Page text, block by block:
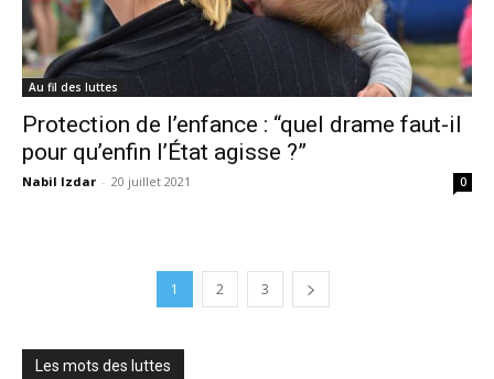
Au fil des luttes
Protection de l’enfance : “quel drame faut-il
pour qu’enfin l’État agisse ?”
Nabil Izdar - 20 juillet 2021 0
1 2 3
Les mots des luttes